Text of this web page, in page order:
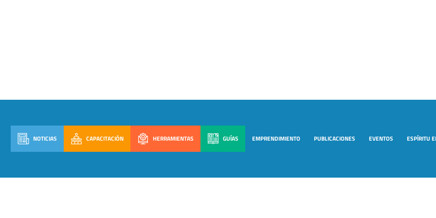
NOTICIAS CAPACITACIÓN HERRAMIENTAS GUÍAS EMPRENDIMIENTO PUBLICACIONES EVENTOS ESPÍRITU